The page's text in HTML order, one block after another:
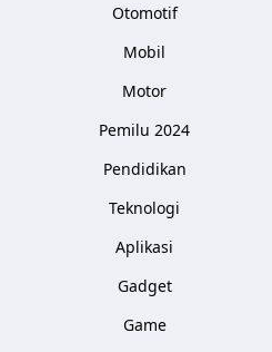
Otomotif
Mobil
Motor
Pemilu 2024
Pendidikan
Teknologi
Aplikasi
Gadget
Game